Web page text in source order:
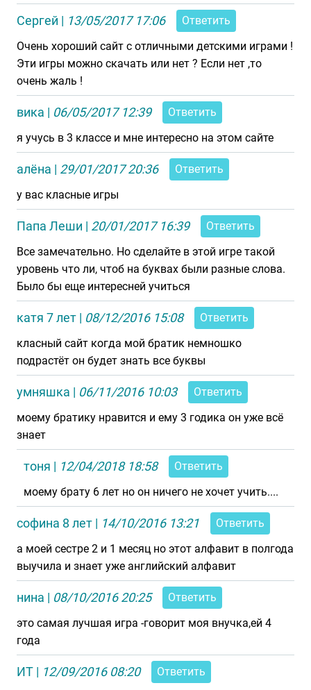
Сергей | 13/05/2017 17:06
Ответить
Очень хороший сайт с отличными детскими играми !
Эти игры можно скачать или нет ? Если нет ,то
очень жаль !
вика | 06/05/2017 12:39
Ответить
я учусь в 3 классе и мне интересно на этом сайте
алёна | 29/01/2017 20:36
Ответить
у вас класные игры
Папа Леши | 20/01/2017 16:39
Ответить
Все замечательно. Но сделайте в этой игре такой
уровень что ли, чтоб на буквах были разные слова.
Было бы еще интересней учиться
катя 7 лет | 08/12/2016 15:08
Ответить
класный сайт когда мой братик немношко
подрастёт он будет знать все буквы
умняшка | 06/11/2016 10:03
Ответить
моему братику нравится и ему 3 годика он уже всё
знает
тоня | 12/04/2018 18:58
Ответить
моему брату 6 лет но он ничего не хочет учить....
софина 8 лет | 14/10/2016 13:21
Ответить
а моей сестре 2 и 1 месяц но этот алфавит в полгода
выучила и знает уже английский алфавит
нина | 08/10/2016 20:25
Ответить
это самая лучшая игра -говорит моя внучка,ей 4
года
ИТ | 12/09/2016 08:20
Ответить